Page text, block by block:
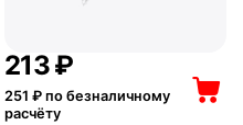
‍213‍₽
251 ₽ по безналичному
расчёту